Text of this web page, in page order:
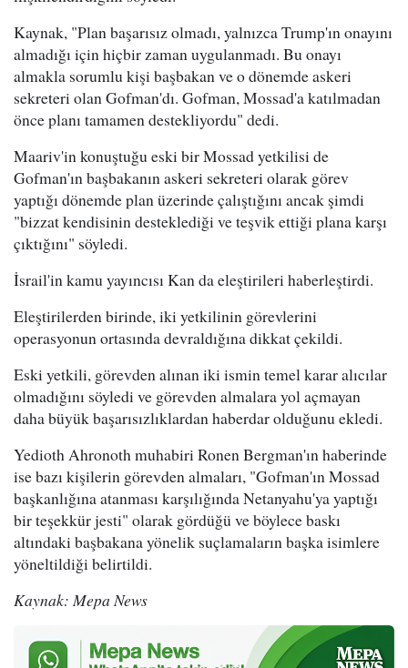
Kaynak, "Plan başarısız olmadı, yalnızca Trump'ın onayını
almadığı için hiçbir zaman uygulanmadı. Bu onayı
almakla sorumlu kişi başbakan ve o dönemde askeri
sekreteri olan Gofman'dı. Gofman, Mossad'a katılmadan
önce planı tamamen destekliyordu" dedi.
Maariv'in konuştuğu eski bir Mossad yetkilisi de
Gofman'ın başbakanın askeri sekreteri olarak görev
yaptığı dönemde plan üzerinde çalıştığını ancak şimdi
"bizzat kendisinin desteklediği ve teşvik ettiği plana karşı
çıktığını" söyledi.
İsrail'in kamu yayıncısı Kan da eleştirileri haberleştirdi.
Eleştirilerden birinde, iki yetkilinin görevlerini
operasyonun ortasında devraldığına dikkat çekildi.
Eski yetkili, görevden alınan iki ismin temel karar alıcılar
olmadığını söyledi ve görevden almalara yol açmayan
daha büyük başarısızlıklardan haberdar olduğunu ekledi.
Yedioth Ahronoth muhabiri Ronen Bergman'ın haberinde
ise bazı kişilerin görevden almaları, "Gofman'ın Mossad
başkanlığına atanması karşılığında Netanyahu'ya yaptığı
bir teşekkür jesti" olarak gördüğü ve böylece baskı
altındaki başbakana yönelik suçlamaların başka isimlere
yöneltildiği belirtildi.
Kaynak: Mepa News